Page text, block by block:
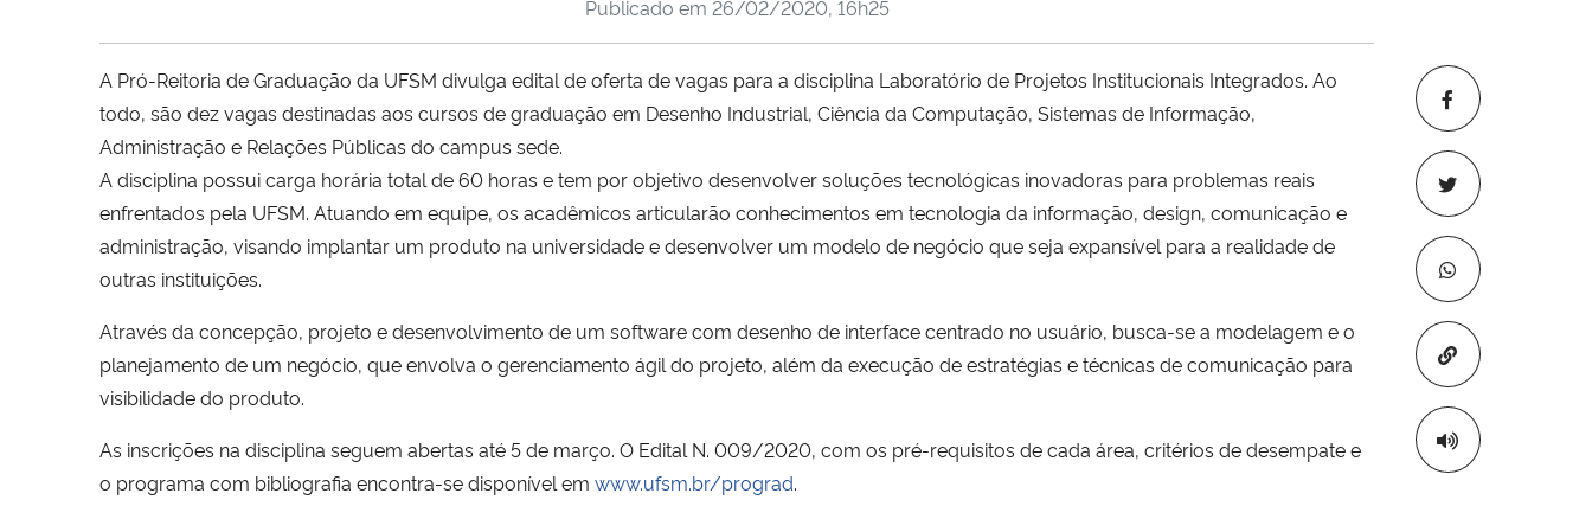
Copiar para
Publicado em 26/02/2020, 16h25
A Pró-Reitoria de Graduação da UFSM divulga edital de oferta de vagas para a disciplina Laboratório de Projetos Institucionais Integrados. Ao
todo, são dez vagas destinadas aos cursos de graduação em Desenho Industrial, Ciência da Computação, Sistemas de Informação,
Administração e Relações Públicas do campus sede.
A disciplina possui carga horária total de 60 horas e tem por objetivo desenvolver soluções tecnológicas inovadoras para problemas reais
enfrentados pela UFSM. Atuando em equipe, os acadêmicos articularão conhecimentos em tecnologia da informação, design, comunicação e
administração, visando implantar um produto na universidade e desenvolver um modelo de negócio que seja expansível para a realidade de
outras instituições.
Através da concepção, projeto e desenvolvimento de um software com desenho de interface centrado no usuário, busca-se a modelagem e o
planejamento de um negócio, que envolva o gerenciamento ágil do projeto, além da execução de estratégias e técnicas de comunicação para
visibilidade do produto.
As inscrições na disciplina seguem abertas até 5 de março. O Edital N. 009/2020, com os pré-requisitos de cada área, critérios de desempate e
o programa com bibliografia encontra-se disponível em www.ufsm.br/prograd.